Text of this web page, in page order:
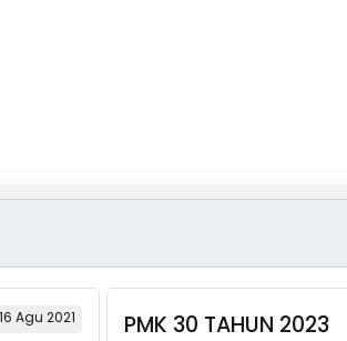
16 Agu 2021
PMK 30 TAHUN 2023